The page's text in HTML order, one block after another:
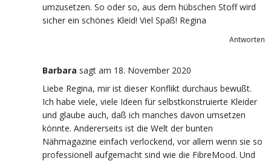
umzusetzen. So oder so, aus dem hübschen Stoff wird
sicher ein schönes Kleid! Viel Spaß! Regina
Antworten
Barbara sagt am 18. November 2020
Liebe Regina, mir ist dieser Konflikt durchaus bewußt.
Ich habe viele, viele Ideen für selbstkonstruierte Kleider
und glaube auch, daß ich manches davon umsetzen
könnte. Andererseits ist die Welt der bunten
Nähmagazine einfach verlockend, vor allem wenn sie so
professionell aufgemacht sind wie die FibreMood. Und